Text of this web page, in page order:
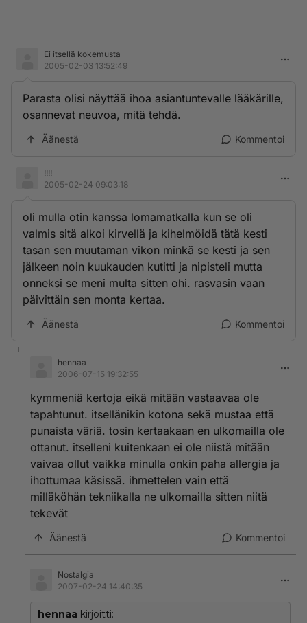
Ei itsellä kokemusta
2005-02-03 13:52:49
Parasta olisi näyttää ihoa asiantuntevalle lääkärille,
osannevat neuvoa, mitä tehdä.
Äänestä Kommentoi
!!!!
2005-02-24 09:03:18
oli mulla otin kanssa lomamatkalla kun se oli
valmis sitä alkoi kirvellä ja kihelmöidä tätä kesti
tasan sen muutaman vikon minkä se kesti ja sen
jälkeen noin kuukauden kutitti ja nipisteli mutta
onneksi se meni multa sitten ohi. rasvasin vaan
päivittäin sen monta kertaa.
Äänestä Kommentoi
hennaa
2006-07-15 19:32:55
kymmeniä kertoja eikä mitään vastaavaa ole
tapahtunut. itsellänikin kotona sekä mustaa että
punaista väriä. tosin kertaakaan en ulkomailla ole
ottanut. itselleni kuitenkaan ei ole niistä mitään
vaivaa ollut vaikka minulla onkin paha allergia ja
ihottumaa käsissä. ihmettelen vain että
milläköhän tekniikalla ne ulkomailla sitten niitä
tekevät
Äänestä Kommentoi
Nostalgia
2007-02-24 14:40:35
hennaa kirjoitti: